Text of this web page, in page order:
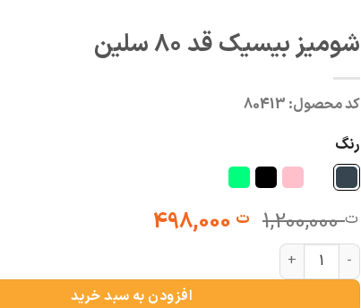
شومیز بیسیک قد ۸۰ سلین
کد محصول: 80413
رنگ
ت1,200,000 قیمت
بود.
ت
شومیز بیسیک قد ۸۰ سلین عدد
افزودن به سبد خرید